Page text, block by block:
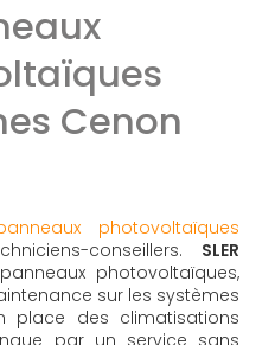
Cenon
photovoltaïques
conseillers. SLER
photovoltaïques,
sur les systèmes
des climatisations
par un service sans